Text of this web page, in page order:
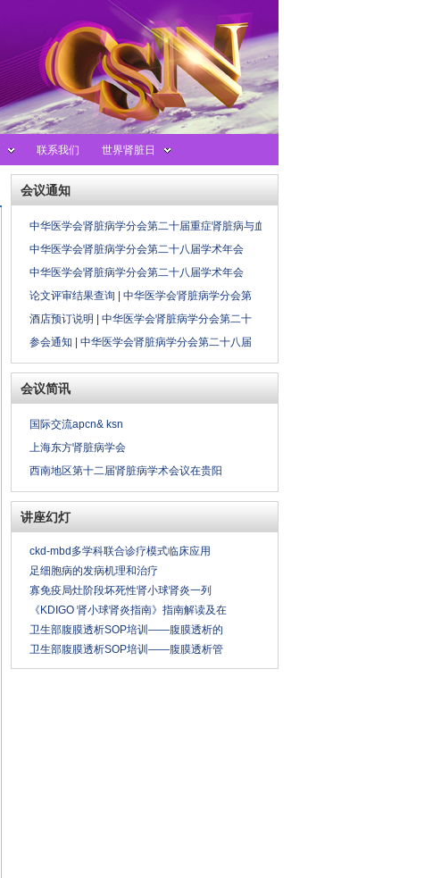
联系我们 世界肾脏日
会议通知
中华医学会肾脏病学分会第二十届重症肾脏病与血
中华医学会肾脏病学分会第二十八届学术年会
中华医学会肾脏病学分会第二十八届学术年会
论文评审结果查询 | 中华医学会肾脏病学分会第
酒店预订说明 | 中华医学会肾脏病学分会第二十
参会通知 | 中华医学会肾脏病学分会第二十八届
会议简讯
国际交流apcn& ksn
上海东方肾脏病学会
西南地区第十二届肾脏病学术会议在贵阳
讲座幻灯
ckd-mbd多学科联合诊疗模式临床应用
足细胞病的发病机理和治疗
寡免疫局灶阶段坏死性肾小球肾炎一列
《KDIGO 肾小球肾炎指南》指南解读及在
卫生部腹膜透析SOP培训——腹膜透析的
卫生部腹膜透析SOP培训——腹膜透析管